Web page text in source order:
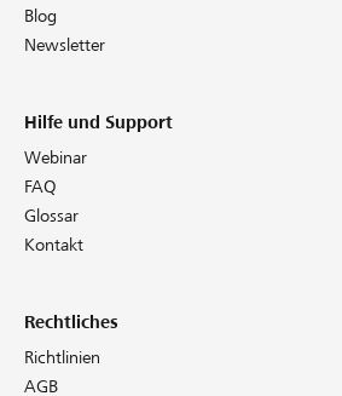
Blog
Newsletter
Hilfe und Support
Webinar
FAQ
Glossar
Kontakt
Rechtliches
Richtlinien
AGB